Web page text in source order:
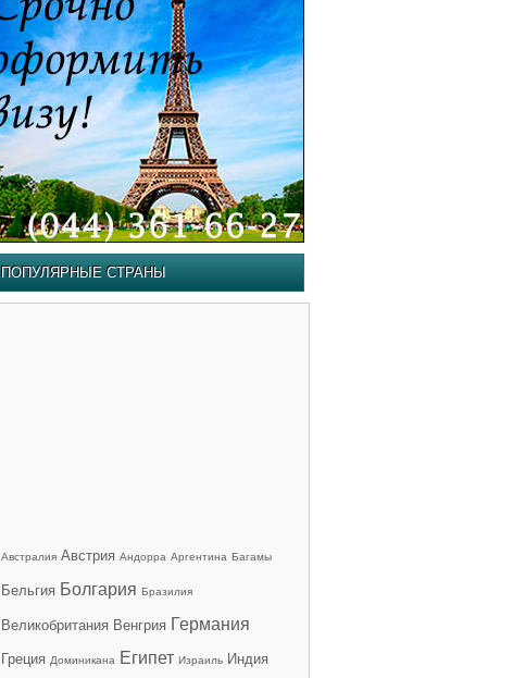
ПОПУЛЯРНЫЕ СТРАНЫ
Австралия Австрия Андорра Аргентина Багамы
Бельгия Болгария Бразилия
Великобритания Венгрия Германия
Греция Доминикана Египет Израиль Индия